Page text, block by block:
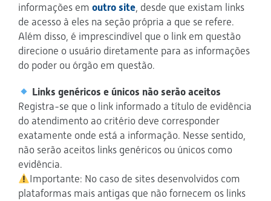
informações em outro site, desde que existam links
de acesso à eles na seção própria a que se refere.
Além disso, é imprescindível que o link em questão
direcione o usuário diretamente para as informações
do poder ou órgão em questão.
Links genéricos e únicos não serão aceitos
Registra-se que o link informado a título de evidência
do atendimento ao critério deve corresponder
exatamente onde está a informação. Nesse sentido,
não serão aceitos links genéricos ou únicos como
evidência.
Importante: No caso de sites desenvolvidos com
plataformas mais antigas que não fornecem os links